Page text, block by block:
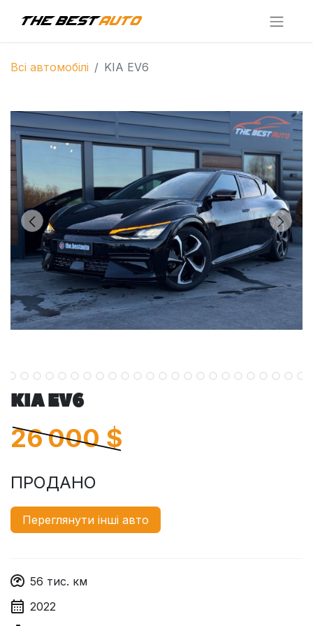
Всі автомобілі KIA EV6
KIA EV6
26 000$
ПРОДАНО
Переглянути інші авто
56 тис. км
2022